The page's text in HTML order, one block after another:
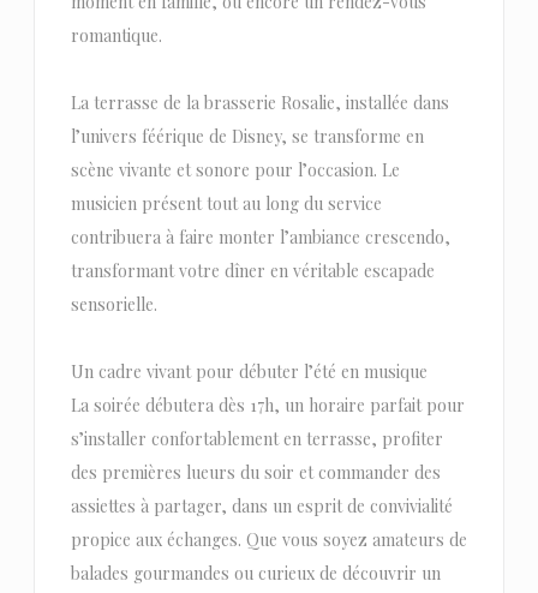
romantique.
La terrasse de la brasserie Rosalie, installée dans
l’univers féérique de Disney, se transforme en
scène vivante et sonore pour l’occasion. Le
musicien présent tout au long du service
contribuera à faire monter l’ambiance crescendo,
transformant votre dîner en véritable escapade
sensorielle.
Un cadre vivant pour débuter l’été en musique
La soirée débutera dès 17h, un horaire parfait pour
s’installer confortablement en terrasse, profiter
des premières lueurs du soir et commander des
assiettes à partager, dans un esprit de convivialité
propice aux échanges. Que vous soyez amateurs de
balades gourmandes ou curieux de découvrir un